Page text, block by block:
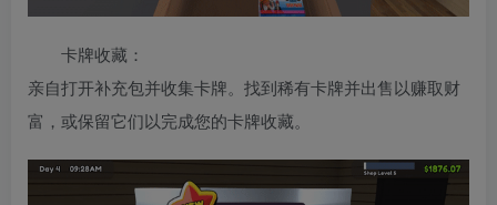
卡牌收藏：
亲自打开补充包并收集卡牌。找到稀有卡牌并出售以赚取财
富，或保留它们以完成您的卡牌收藏。